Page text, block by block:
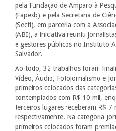
pela Fundação de Amparo à
(Fapesb) e pela Secretaria de
(Secti), em parceria com a
(ABI), a iniciativa reuniu
e gestores públicos no Instituto
Salvador.
Ao todo, 32 trabalhos foram
Vídeo, Áudio, Fotojornalismo e
primeiros colocados das
contemplados com R$ 10 mil,
terceiros lugares receberam R$ 7
respectivamente. Na categoria
primeiros colocados foram